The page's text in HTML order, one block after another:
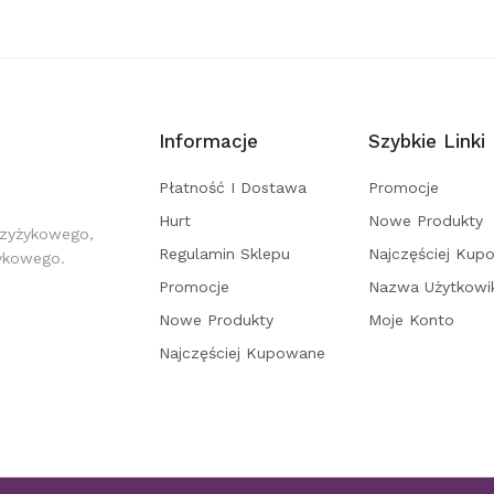
Informacje
Płatność I Dostawa
Hurt
Regulamin Sklepu
Promocje
Nowe Produkty
Najczęściej Kupowane
Szybkie Linki
Promocje
Nowe Produkty
Najczęściej
Nazwa
Moje Konto